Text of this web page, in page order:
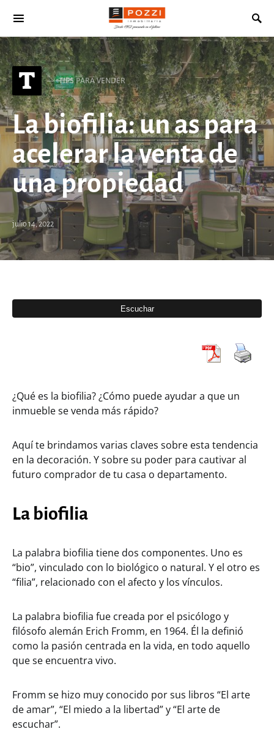
Search for:
T TIPS PARA VENDER
La biofilia: un as para
acelerar la venta de
una propiedad
julio 14, 2022
¿Qué es la biofilia? ¿Cómo puede ayudar a que un
inmueble se venda más rápido?
Aquí te brindamos varias claves sobre esta tendencia
en la decoración. Y sobre su poder para cautivar al
futuro comprador de tu casa o departamento.
La biofilia
La palabra biofilia tiene dos componentes. Uno es
“bio”, vinculado con lo biológico o natural. Y el otro es
“filia”, relacionado con el afecto y los vínculos.
La palabra biofilia fue creada por el psicólogo y
filósofo alemán Erich Fromm, en 1964. Él la definió
como la pasión centrada en la vida, en todo aquello
que se encuentra vivo.
Fromm se hizo muy conocido por sus libros “El arte
de amar”, “El miedo a la libertad” y “El arte de
escuchar”.